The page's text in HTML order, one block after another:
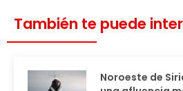
También te puede
Noroeste de